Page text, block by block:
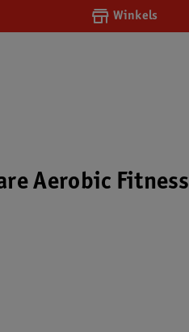
Winkels
Aerobic Fitness